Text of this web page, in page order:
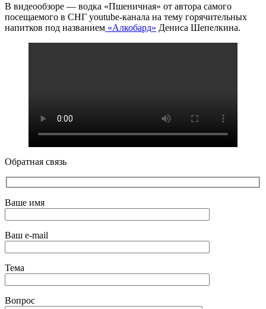
В видеообзоре — водка «Пшеничная» от автора самого
посещаемого в СНГ youtube-канала на тему горячительных
напитков под названием «Алкобард» Дениса Шепелкина.
Обратная связь
Ваше имя
Ваш e-mail
Тема
Вопрос